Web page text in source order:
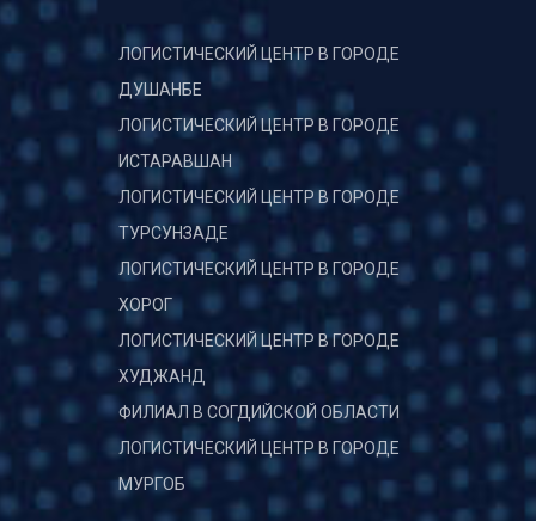
ЛОГИСТИЧЕСКИЙ ЦЕНТР В ГОРОДЕ
ДУШАНБЕ
ЛОГИСТИЧЕСКИЙ ЦЕНТР В ГОРОДЕ
ИСТАРАВШАН
ЛОГИСТИЧЕСКИЙ ЦЕНТР В ГОРОДЕ
ТУРСУНЗАДЕ
ЛОГИСТИЧЕСКИЙ ЦЕНТР В ГОРОДЕ
ХОРОГ
ЛОГИСТИЧЕСКИЙ ЦЕНТР В ГОРОДЕ
ХУДЖАНД
ФИЛИАЛ В СОГДИЙСКОЙ ОБЛАСТИ
ЛОГИСТИЧЕСКИЙ ЦЕНТР В ГОРОДЕ
МУРГОБ